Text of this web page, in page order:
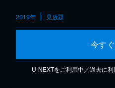
2019年 見放題
今す
U-NEXTをご利用中／過去に